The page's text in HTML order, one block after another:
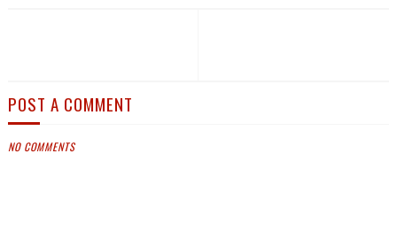
POST A COMMENT
NO COMMENTS